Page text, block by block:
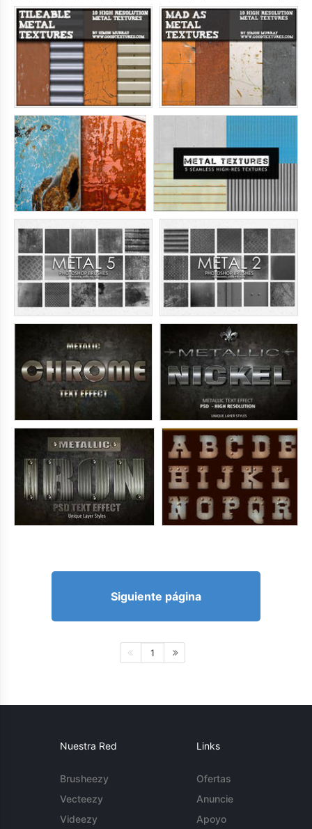
Siguiente página
1
Nuestra Red
Brusheezy
Vecteezy
Videezy
Links
Ofertas
Anuncie
Apoyo